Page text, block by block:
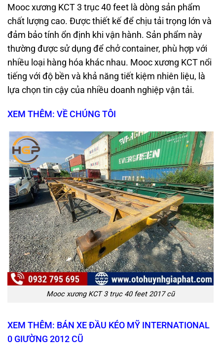
Mooc xương KCT 3 trục 40 feet là dòng sản phẩm
chất lượng cao. Được thiết kế để chịu tải trọng lớn và
đảm bảo tính ổn định khi vận hành. Sản phẩm này
thường được sử dụng để chở container, phù hợp với
nhiều loại hàng hóa khác nhau. Mooc xương KCT nổi
tiếng với độ bền và khả năng tiết kiệm nhiên liệu, là
lựa chọn tin cậy của nhiều doanh nghiệp vận tải.
XEM THÊM: VỀ CHÚNG TÔI
Mooc xương KCT 3 trục 40 feet 2017 cũ
XEM THÊM: BÁN XE ĐẦU KÉO MỸ INTERNATIONAL
0 GIƯỜNG 2012 CŨ